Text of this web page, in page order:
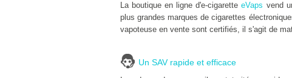
La boutique en ligne d'e-cigaretteeVaps vend
plus grandes marques de cigarettes
vapoteuse en vente sont certifiés, il s'agit de
Un SAV rapide et efficace